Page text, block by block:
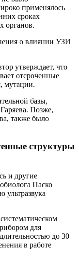
применялось
сроках
органов.
о влиянии УЗИ
утверждает, что
отсроченные
мутации.
базы,
Позже,
также было
структуры
и другие
Пacко
ультразвука
для
до 30
в работе